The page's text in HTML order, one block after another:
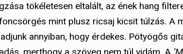
tökéletesen eltalált, az ének hang
mint plusz ricsaj kicsit túlzás. A
annyiban, hogy érdekes. Pötyögős